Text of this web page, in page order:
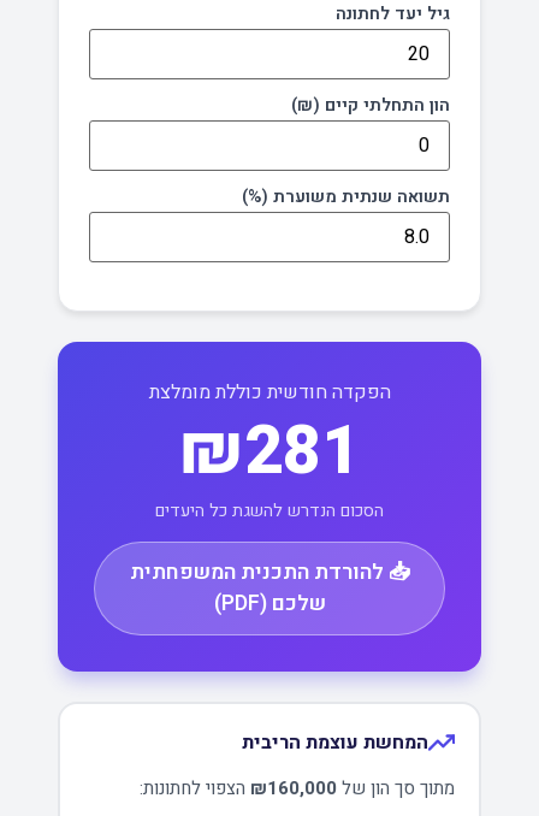
גיל יעד לחתונה
הון התחלתי קיים (₪)
תשואה שנתית משוערת (%)
הפקדה חודשית כוללת מומלצת
₪281
הסכום הנדרש להשגת כל היעדים
📥 להורדת התכנית המשפחתית
שלכם (PDF)
המחשת עוצמת הריבית
מתוך סך הון של₪160,000 הצפוי לחתונות: